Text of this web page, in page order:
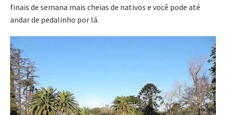
finais de semana mais cheias de nativos e você pode até
andar de pedalinho por lá.